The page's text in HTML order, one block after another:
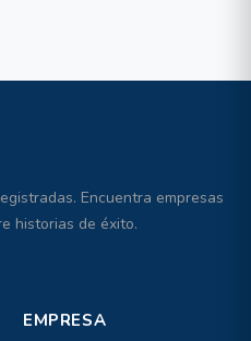
Encuentra empresas
historias de éxito.
EMPRESA